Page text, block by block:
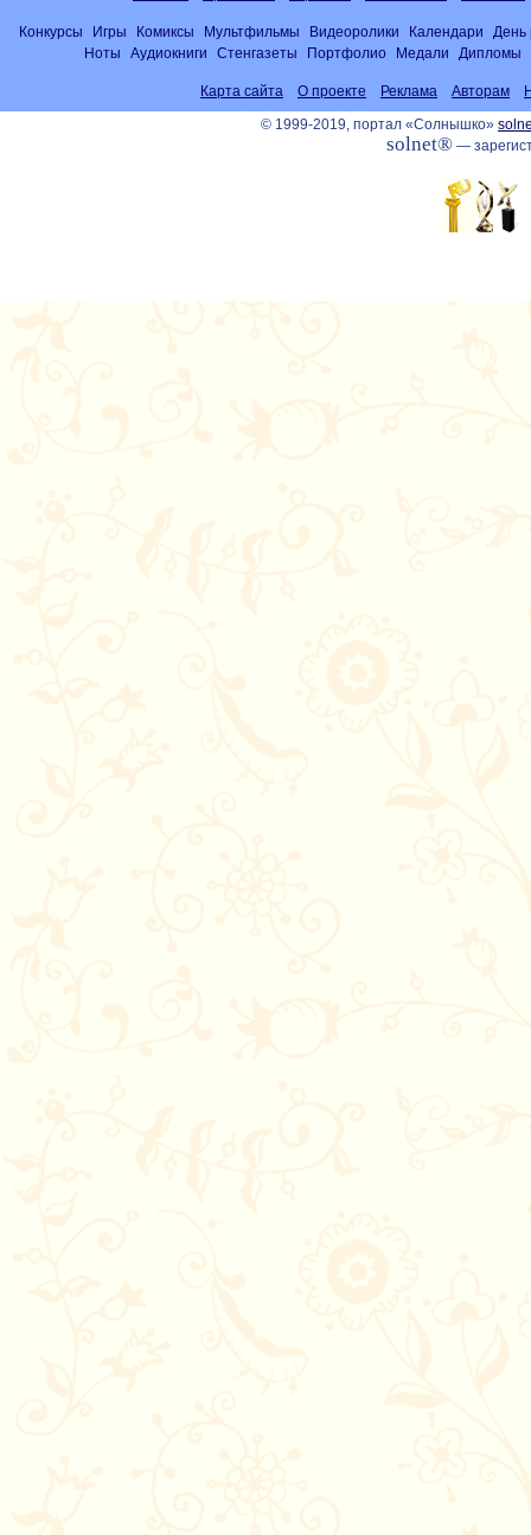
Конкурсы Игры Комиксы Мультфильмы Видеоролики Календари
День
Ноты
Аудиокниги Стенгазеты Портфолио Медали Дипломы
Карта сайта О проекте Реклама Авторам
© 1999-2019, портал «Солнышко»
solnet®—